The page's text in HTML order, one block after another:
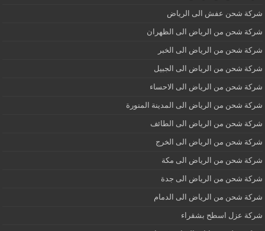
شركة شحن عفش الى الرياض
شركة شحن من الرياض الى الظهران
شركة شحن من الرياض الى الخبر
شركة شحن من الرياض الى الجبيل
شركة شحن من الرياض الى الاحساء
شركة شحن من الرياض الى المدينة المنورة
شركة شحن من الرياض الى الطائف
شركة شحن من الرياض الى الخرج
شركة شحن من الرياض الى مكة
شركة شحن من الرياض الى جدة
شركة شحن من الرياض الى الدمام
شركة عزل اسطح بشقراء